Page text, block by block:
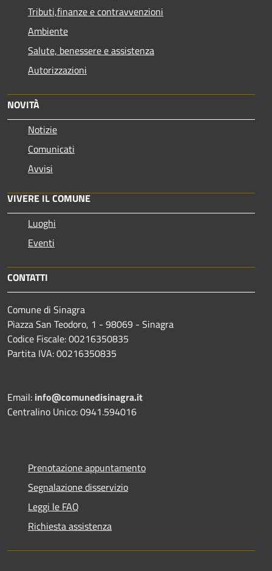
Tributi,finanze e contravvenzioni
Ambiente
Salute, benessere e assistenza
Autorizzazioni
NOVITÀ
Notizie
Comunicati
Avvisi
VIVERE IL COMUNE
Luoghi
Eventi
CONTATTI
Comune di Sinagra
Piazza San Teodoro, 1 - 98069 - Sinagra
Codice Fiscale: 00216350835
Partita IVA: 00216350835
Email: info@comunedisinagra.it
Centralino Unico: 0941.594016
Prenotazione appuntamento
Segnalazione disservizio
Leggi le FAQ
Richiesta assistenza